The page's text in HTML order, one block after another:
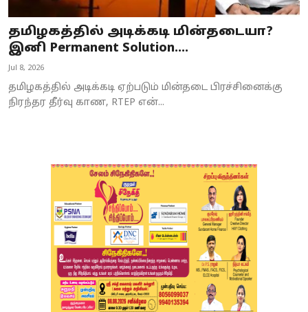
Astrology
Spirituality
Weather
தமிழகத்தில் அடிக்கடி மின்தடையா?
இனி Permanent Solution....
Jul 8, 2026
தமிழகத்தில் அடிக்கடி ஏற்படும் மின்தடை பிரச்சினைக்கு
நிரந்தர தீர்வு காண, RTEP என்...